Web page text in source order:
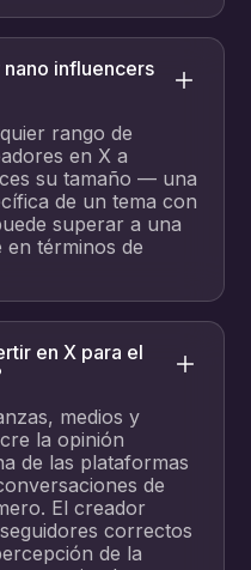
influencers
rango de
en X a
su tamaño — una
de un tema con
superar a una
en términos de
en X para el
medios y
la opinión
de las plataformas
de
El creador
correctos
de la